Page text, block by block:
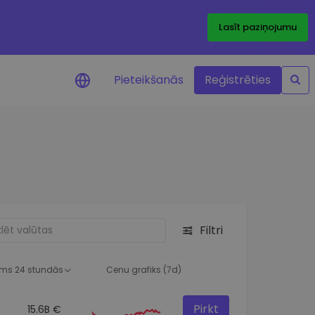
Lasīt paziņojumu
Pieteikšanās Reģistrēties
Filtri
24 stundās Cenu grafiks (7d)
15.6B € Pirkt